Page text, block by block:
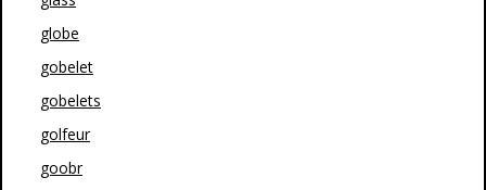
globe
gobelet
gobelets
golfeur
goobr